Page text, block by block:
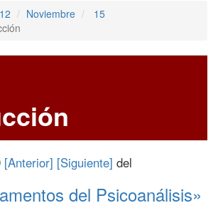
Noviembre
15
[Anterior] [Siguiente] del
del Psicoanálisis»